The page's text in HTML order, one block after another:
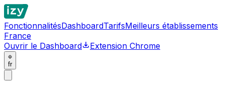
FonctionnalitésDashboardTarifsMeilleurs établissements
France
Ouvrir le Dashboard
Extension Chrome
fr